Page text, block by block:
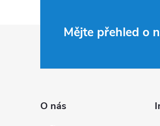
Mějte přehled o
O nás